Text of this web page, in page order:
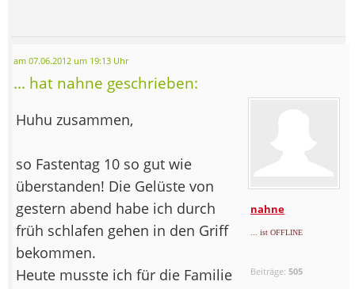
am 07.06.2012 um 19:13 Uhr
... hat nahne geschrieben:
nahne
... ist OFFLINE
Beiträge:505
Huhu zusammen,
so Fastentag 10 so gut wie
überstanden! Die Gelüste von
gestern abend habe ich durch
früh schlafen gehen in den Griff
bekommen.
Heute musste ich für die Familie